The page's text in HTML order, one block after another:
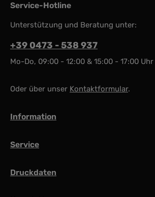
Service-Hotline
Unterstützung und Beratung unter:
+39 0473 - 538 937
Mo-Do, 09:00 - 12:00 & 15:00 - 17:00 Uhr
Oder über unser Kontaktformular.
Information
Service
Druckdaten